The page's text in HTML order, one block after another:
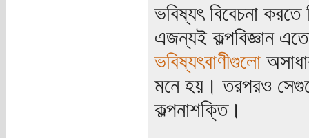
ভবিষ্যৎ বিবেচনা
এজন্যই কল্পবিজ্ঞান
ভবিষ্যৎবাণীগুলো
মনে হয়। তরপরও
কল্পনাশক্তি।